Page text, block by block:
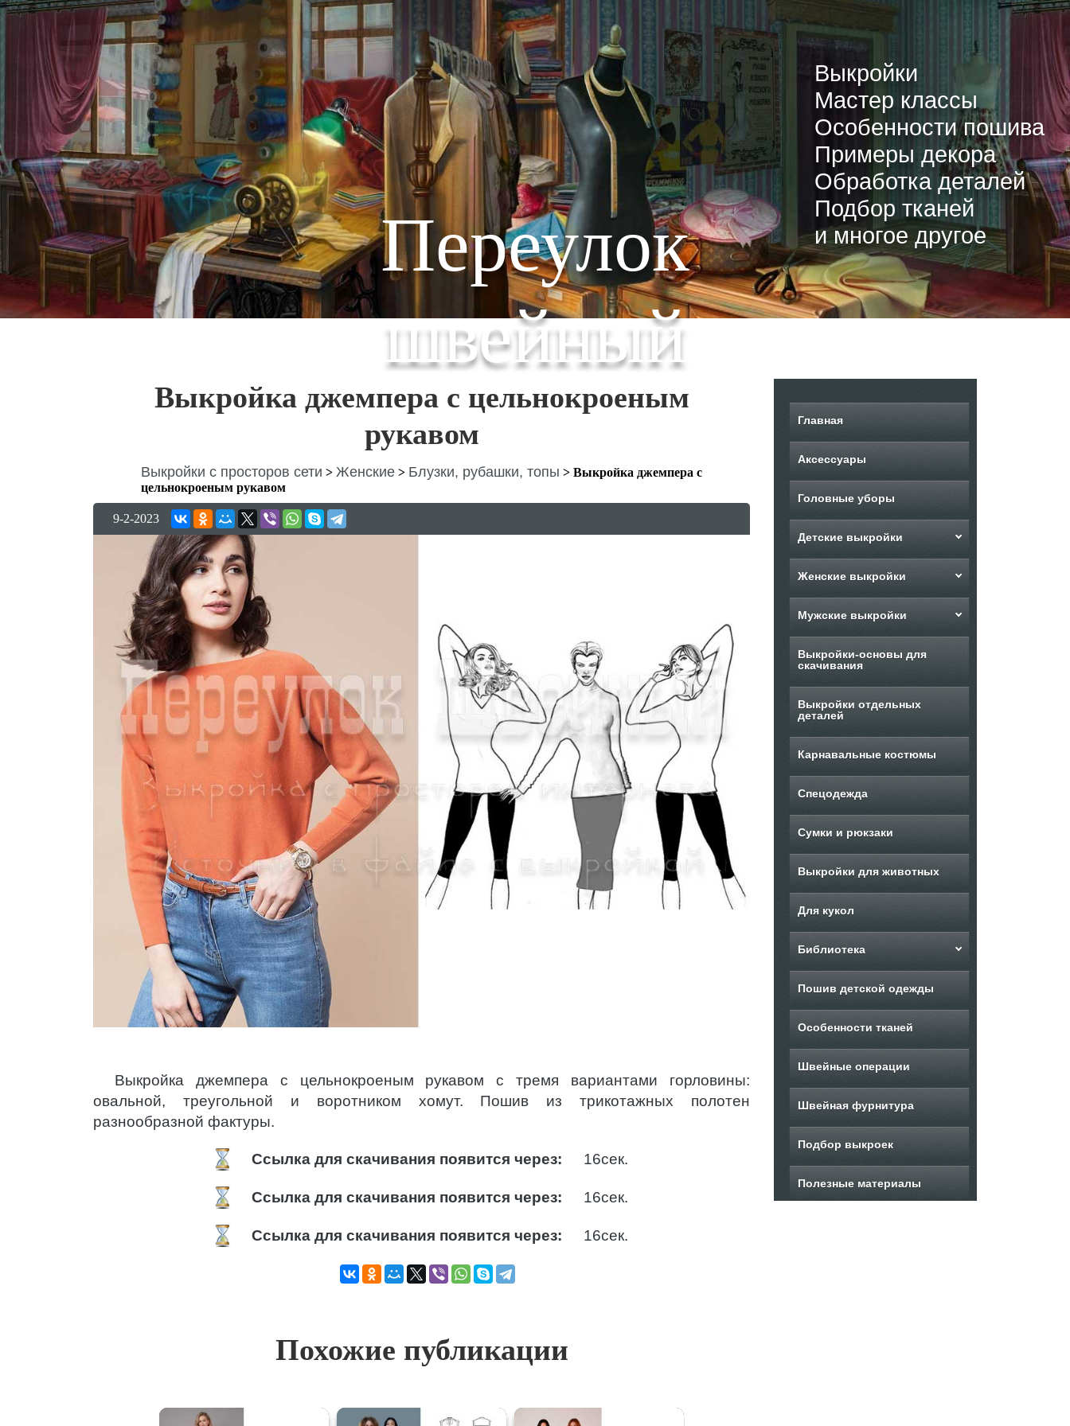
Переулок
швейный
Выкройки
Мастер классы
Особенности пошива
Примеры декора
Обработка деталей
Подбор тканей
и многое другое
Выкройка джемпера с цельнокроеным
рукавом
Выкройки с просторов сети > Женские > Блузки, рубашки, топы > Выкройка джемпера с
цельнокроеным рукавом
9-2-2023
Выкройка джемпера с цельнокроеным рукавом с тремя вариантами горловины:
овальной, треугольной и воротником хомут. Пошив из трикотажных полотен
разнообразной фактуры.
Ссылка для скачивания появится через: 15сек.
Ссылка для скачивания появится через: 15сек.
Ссылка для скачивания появится через: 15сек.
Похожие публикации
Главная
Аксессуары
Головные уборы
Детские выкройки
Женские выкройки
Мужские выкройки
Выкройки-основы для
скачивания
Выкройки отдельных
деталей
Карнавальные костюмы
Спецодежда
Сумки и рюкзаки
Выкройки для животных
Для кукол
Библиотека
Пошив детской одежды
Особенности тканей
Швейные операции
Швейная фурнитура
Подбор выкроек
Полезные материалы